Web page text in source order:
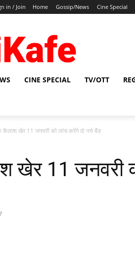
in / Join Home Gossip/News Cine Special
CINE SPECIAL TV/OTT
कैलाश खेर 11 जनवरी को लांच करेंगे दो नये बैंड
खेर 11 जनवरी